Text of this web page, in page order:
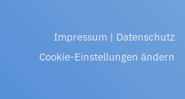
Impressum | Datenschutz
Cookie-Einstellungen ändern